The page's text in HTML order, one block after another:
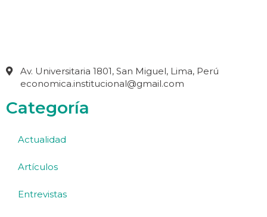
Av. Universitaria 1801, San Miguel, Lima, Perú
economica.institucional@gmail.com
Categoría
Actualidad
Artículos
Entrevistas